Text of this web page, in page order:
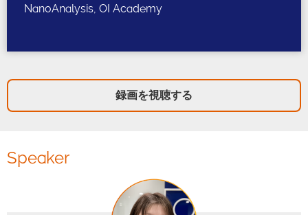
NanoAnalysis, OI Academy
録画を視聴する
Speaker